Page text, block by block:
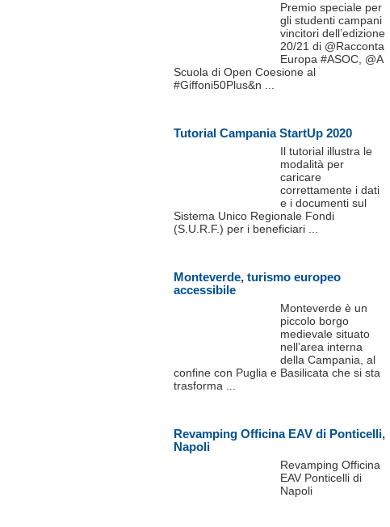
Premio speciale per
gli studenti campani
vincitori dell’edizione
20/21 di @Racconta
Europa #ASOC, @A
Scuola di Open Coesione al
#Giffoni50Plus&n ...
Tutorial Campania StartUp 2020
Il tutorial illustra le
modalità per
caricare
correttamente i dati
e i documenti sul
Sistema Unico Regionale Fondi
(S.U.R.F.) per i beneficiari ...
Monteverde, turismo europeo
accessibile
Monteverde è un
piccolo borgo
medievale situato
nell’area interna
della Campania, al
confine con Puglia e Basilicata che si sta
trasforma ...
Revamping Officina EAV di Ponticelli,
Napoli
Revamping Officina
EAV Ponticelli di
Napoli